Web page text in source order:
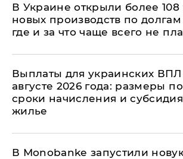
В Украине открыли более 108
новых производств по
где и за что чаще всего не
Выплаты для украинских ВПЛ
августе 2026 года: размеры
сроки начисления и
жилье
В Мonobankе запустили